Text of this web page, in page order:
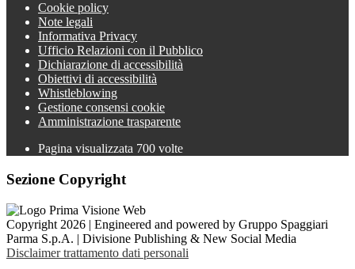
Cookie policy
Note legali
Informativa Privacy
Ufficio Relazioni con il Pubblico
Dichiarazione di accessibilità
Obiettivi di accessibilità
Whistleblowing
Gestione consensi cookie
Amministrazione trasparente
Pagina visualizzata 700 volte
Sezione Copyright
Copyright 2026 | Engineered and powered by Gruppo Spaggiari
Parma S.p.A. | Divisione Publishing & New Social Media
Disclaimer trattamento dati personali